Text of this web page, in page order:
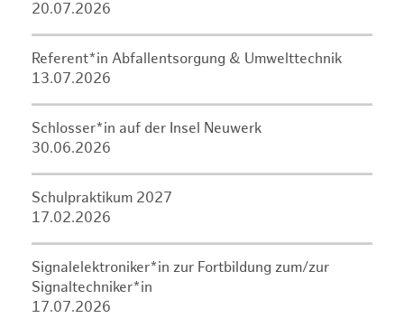
20.07.2026
Referent*in Abfallentsorgung & Umwelttechnik
13.07.2026
Schlosser*in auf der Insel Neuwerk
30.06.2026
Schulpraktikum 2027
17.02.2026
Signalelektroniker*in zur Fortbildung zum/zur
Signaltechniker*in
17.07.2026